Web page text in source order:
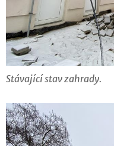
Stávající stav zahrady.